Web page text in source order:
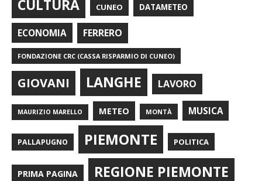
CULTURA CUNEO DATAMETEO
ECONOMIA FERRERO
FONDAZIONE CRC (CASSA RISPARMIO DI CUNEO)
GIOVANI LANGHE LAVORO
MAURIZIO MARELLO METEO MONTÀ MUSICA
PALLAPUGNO PIEMONTE POLITICA
PRIMA PAGINA REGIONE PIEMONTE